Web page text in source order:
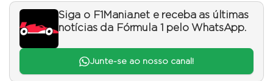
Siga o F1Mania.net e receba as últimas
notícias da Fórmula 1 pelo WhatsApp.
Junte-se ao nosso canal!